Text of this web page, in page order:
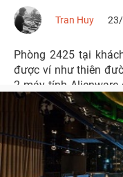
Tran Huy
Phòng 2425 tại
được ví như thiên
2 máy tính
tiền.